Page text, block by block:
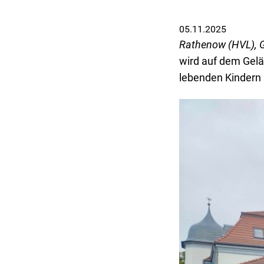
05.11.2025
Rathenow (HVL),
wird auf dem
lebenden